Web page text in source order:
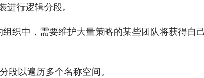
行逻辑分段。
织中，需要维护大量策略的某些团队将获得
段以遍历多个名称空间。